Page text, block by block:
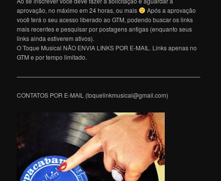
aprovação, no máximo em 24 horas, ou mais
Após a aprovação
você terá o seu acesso liberado ao GTM, podendo buscar os links
mais recentes e pesquisar por postagens antigas (enquanto seus
links ainda estiverem ativos).
O Toque Musical NÃO ENVIA LINKS POR E-MAIL. Links apenas no
GTM e por tempo limitado.
———————————————————————————————
CONTATOS POR E-MAIL (toquelinkmusical@gmail.com)